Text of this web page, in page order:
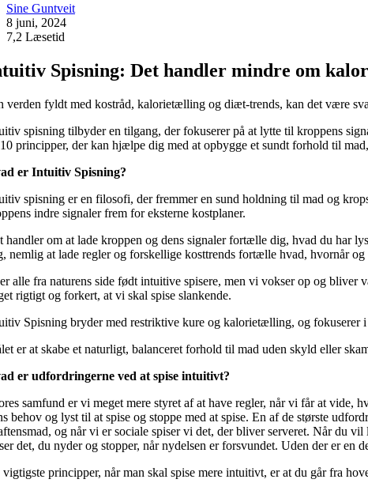
Sine Guntveit
8 juni, 2024
7,2 Læsetid
Spisning: Det handler mindre om
verden fyldt med kostråd, kalorietælling og diæt-trends, kan det være
spisning tilbyder en tilgang, der fokuserer på at lytte til kroppens
principper, der kan hjælpe dig med at opbygge et sundt forhold til
er Intuitiv Spisning?
spisning er en filosofi, der fremmer en sund holdning til mad og
indre signaler frem for eksterne kostplaner.
handler om at lade kroppen og dens signaler fortælle dig, hvad du har
nemlig at lade regler og forskellige kosttrends fortælle hvad, hvornår og
alle fra naturens side født intuitive spisere, men vi vokser op og
rigtigt og forkert, at vi skal spise slankende.
Spisning bryder med restriktive kure og kalorietælling, og fokuserer
er at skabe et naturligt, balanceret forhold til mad uden skyld eller
er udfordringerne ved at spise intuitivt?
samfund er vi meget mere styret af at have regler, når vi får at vide,
behov og lyst til at spise og stoppe med at spise. En af de største
og når vi er sociale spiser vi det, der bliver serveret. Når du
det, du nyder og stopper, når nydelsen er forsvundet. Uden der er en
vigtigste principper, når man skal spise mere intuitivt, er at du går fra